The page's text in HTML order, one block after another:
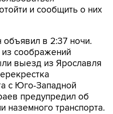
и сообщить о них
в 2:37 ночи.
соображений
выезд из Ярославля
с Юго-Западной
предупредил об
наземного транспорта.